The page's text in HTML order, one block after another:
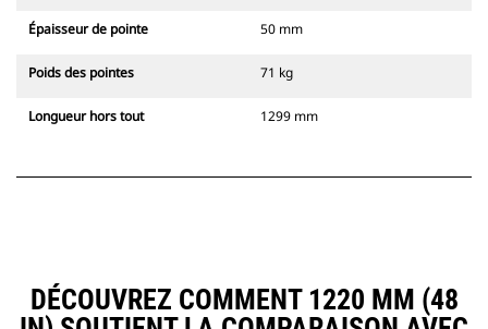
Épaisseur de pointe 50 mm
Poids des pointes 71 kg
Longueur hors tout 1299 mm
DÉCOUVREZ COMMENT 1220 MM (48